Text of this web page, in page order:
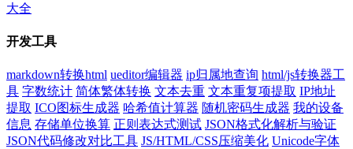
大全
开发工具
markdown转换html ueditor编辑器 ip归属地查询 html/js转换器工
具 字数统计 简体繁体转换 文本去重 文本重复项提取 IP地址
提取 ICO图标生成器 哈希值计算器 随机密码生成器 我的设备
信息 存储单位换算 正则表达式测试 JSON格式化解析与验证
JSON代码修改对比工具 JS/HTML/CSS压缩美化 Unicode字体